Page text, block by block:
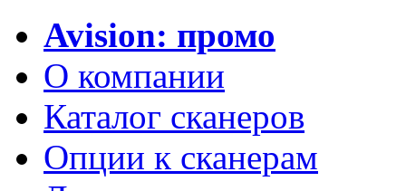
Avision: промо
О компании
Каталог сканеров
Опции к сканерам